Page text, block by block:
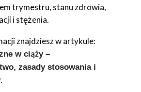
trymestru, stanu zdrowia,
i stężenia.
znajdziesz w artykule:
w ciąży –
zasady stosowania i
.